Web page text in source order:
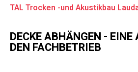
TAL Trocken -und Akustikbau
DECKE ABHÄNGEN - EINE
DEN FACHBETRIEB